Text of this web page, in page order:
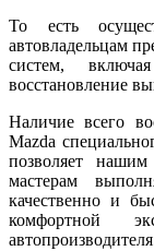
То есть
автовладельцам
систем,
восстановление
Наличие всего
Mazda
позволяет
мастерам
качественно и
комфортной